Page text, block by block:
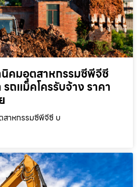
นิคมอุตสาหกรรมซีพีจีซี
รถแม็คโครรับจ้าง ราคา
สาหกรรมซีพีจีซี บ